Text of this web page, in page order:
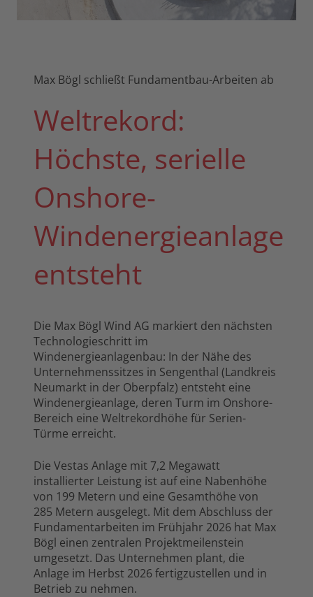
Max Bögl schließt Fundamentbau-Arbeiten ab
Weltrekord:
Höchste, serielle
Onshore-
Windenergieanlage
entsteht
Die Max Bögl Wind AG markiert den nächsten
Technologieschritt im
Windenergieanlagenbau: In der Nähe des
Unternehmenssitzes in Sengenthal (Landkreis
Neumarkt in der Oberpfalz) entsteht eine
Windenergieanlage, deren Turm im Onshore-
Bereich eine Weltrekordhöhe für Serien-
Türme erreicht.
Die Vestas Anlage mit 7,2 Megawatt
installierter Leistung ist auf eine Nabenhöhe
von 199 Metern und eine Gesamthöhe von
285 Metern ausgelegt. Mit dem Abschluss der
Fundamentarbeiten im Frühjahr 2026 hat Max
Bögl einen zentralen Projektmeilenstein
umgesetzt. Das Unternehmen plant, die
Anlage im Herbst 2026 fertigzustellen und in
Betrieb zu nehmen.